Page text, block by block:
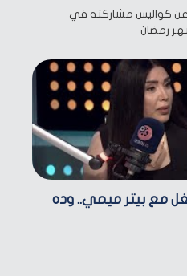
كواليس مشاركته في
مع بيتر ميمي.. وده